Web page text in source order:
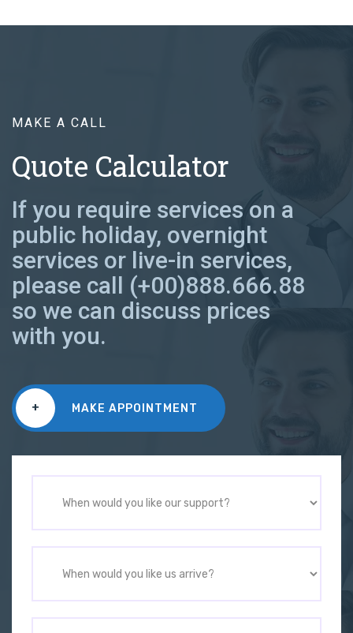
MAKE A CALL
Quote Calculator
If you require services on a
public holiday, overnight
services or live-in services,
please call (+00)888.666.88
so we can discuss prices
with you.
+ MAKE APPOINTMENT